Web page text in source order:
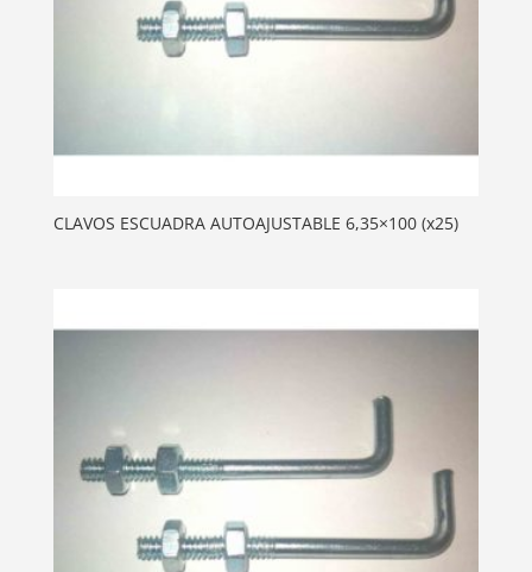
CLAVOS ESCUADRA AUTOAJUSTABLE 6,35×100 (x25)